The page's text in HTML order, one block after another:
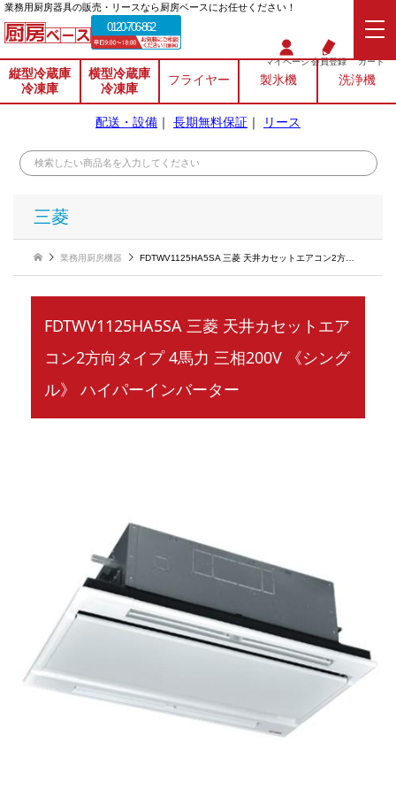
業務⽤厨房器具の販売・リースなら厨房ベースにお任せください！
0120-706-862
マイページ会員登録 カート
縦型冷蔵庫
冷凍庫
横型冷蔵庫
冷凍庫
フライヤー 製氷機 洗浄機
配送・設備 ｜ 長期無料保証 ｜ リース
三菱
業務用厨房機器 FDTWV1125HA5SA 三菱 天井カセットエアコン2方向タイプ 4馬力 三相200V 《シングル》 ハイパーインバーター
FDTWV1125HA5SA 三菱 天井カセットエア
コン2方向タイプ 4馬力 三相200V 《シング
ル》 ハイパーインバーター